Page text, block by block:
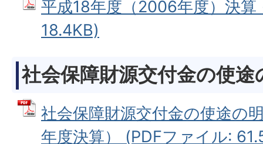
平成18年度（2006年度）決算
18.4KB)
社会保障財源交付金の使
社会保障財源交付金の使途の
年度決算） (PDFファイル: